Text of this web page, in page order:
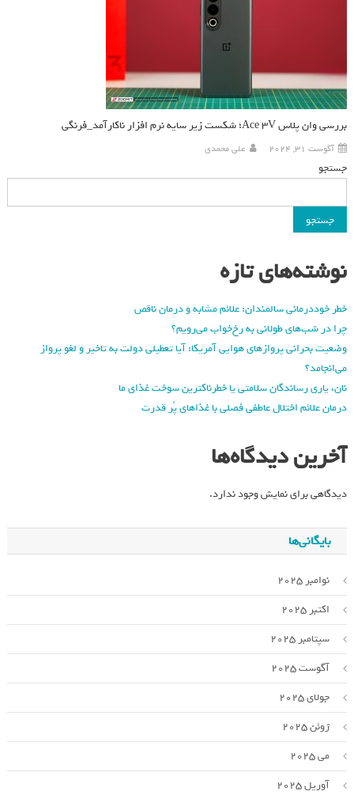
بررسی وان‌ پلاس Ace 3V؛ شکست زیر سایه نرم افزار ناکارآمد_فرنگی
آگوست 31, 2024 علی محمدی
جستجو
جستجو
نوشته‌های تازه
خطر خوددرمانی سالمندان: علائم مشابه و درمان ناقص
چرا در شب‌های طولانی به رخ‌خواب می‌رویم؟
وضعیت بحرانی پروازهای هوایی آمریکا: آیا تعطیلی دولت به تاخیر و لغو پرواز
می‌انجامد؟
نان، یاری رساندگان سلامتی یا خطرناکترین سوخت غذای ما
درمان علائم اختلال عاطفی فصلی با غذاهای پُر قدرت
آخرین دیدگاه‌ها
دیدگاهی برای نمایش وجود ندارد.
بایگانی‌ها
نوامبر 2025
اکتبر 2025
سپتامبر 2025
آگوست 2025
جولای 2025
ژوئن 2025
می 2025
آوریل 2025